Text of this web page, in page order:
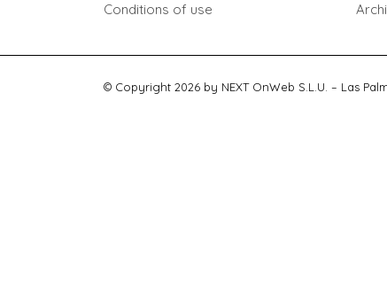
Conditions of use
© Copyright 2026 by NEXT OnWeb S.L.U. – Las